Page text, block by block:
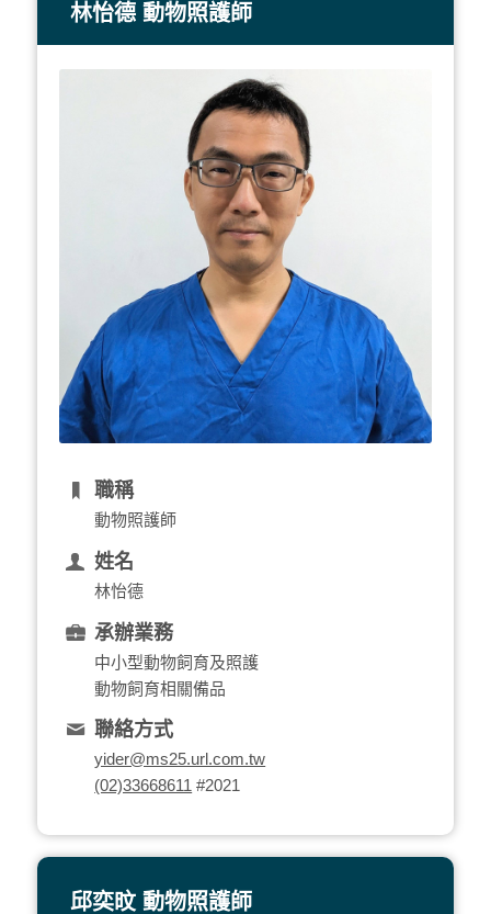
林怡德 動物照護師
職稱
動物照護師
姓名
林怡德
承辦業務
中小型動物飼育及照護
動物飼育相關備品
聯絡方式
yider@ms25.url.com.tw
(02)33668611 #2021
邱奕旼 動物照護師